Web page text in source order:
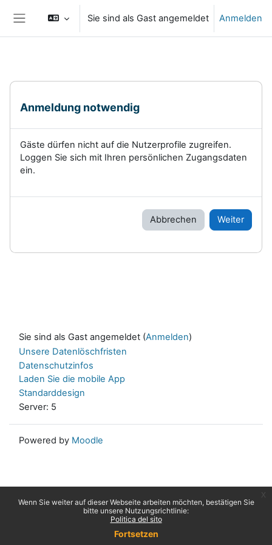
Wenn Sie weiter auf dieser Webseite arbeiten möchten, bestätigen Sie
bitte unsere Nutzungsrichtlinie:
Politica del sito
Fortsetzen
Website-Übersicht
Sie sind als Gast angemeldet Anmelden
Anmeldung notwendig
Gäste dürfen nicht auf die Nutzerprofile zugreifen.
Loggen Sie sich mit Ihren persönlichen Zugangsdaten
ein.
Abbrechen Weiter
Sie sind als Gast angemeldet (Anmelden)
Unsere Datenlöschfristen
Datenschutzinfos
Laden Sie die mobile App
Standarddesign
Server: 5
Powered by Moodle